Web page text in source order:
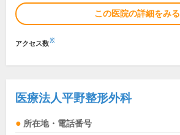
この医院の詳細をみる
アクセス数※
医療法人平野整形外科
所在地・電話番号